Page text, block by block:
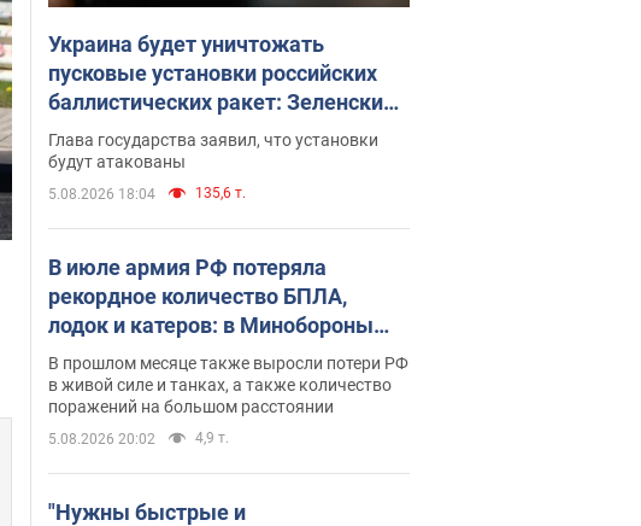
Украина будет уничтожать
пусковые установки российских
баллистических ракет: Зеленский
провел заседание СНБО
Глава государства заявил, что установки
будут атакованы
5.08.2026 18:04 135,6 т.
В июле армия РФ потеряла
рекордное количество БПЛА,
лодок и катеров: в Минобороны
обнародовали статистику
В прошлом месяце также выросли потери РФ
в живой силе и танках, а также количество
поражений на большом расстоянии
5.08.2026 20:02 4,9 т.
"Нужны быстрые и